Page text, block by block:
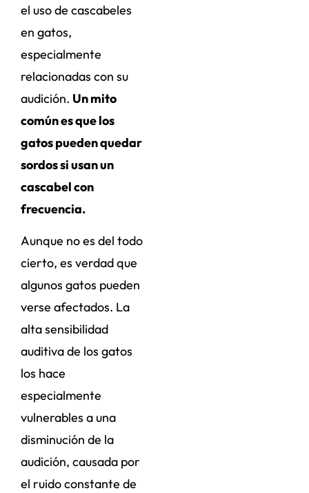
el uso de cascabeles
en gatos,
especialmente
relacionadas con su
audición. Un mito
común es que los
gatos pueden quedar
sordos si usan un
cascabel con
frecuencia.
Aunque no es del todo
cierto, es verdad que
algunos gatos pueden
verse afectados. La
alta sensibilidad
auditiva de los gatos
los hace
especialmente
vulnerables a una
disminución de la
audición, causada por
el ruido constante de